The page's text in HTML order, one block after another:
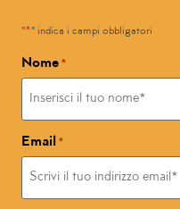
"*" indica i campi obbligatori
Nome *
Email *